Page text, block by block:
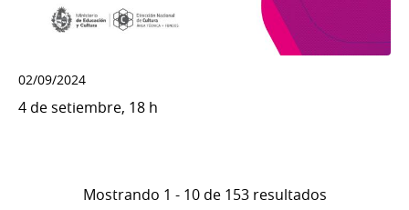
02/09/2024
4 de setiembre, 18 h
Mostrando 1 - 10 de 153 resultados